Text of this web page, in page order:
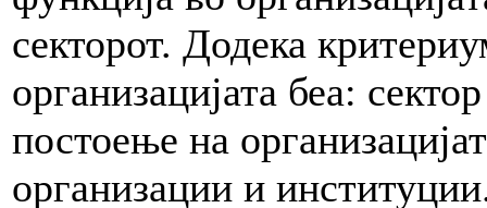
секторот. Додека
организацијата беа:
постоење на
организации и